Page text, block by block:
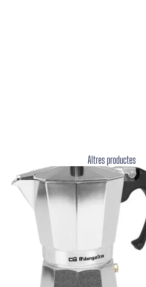
Altres productes